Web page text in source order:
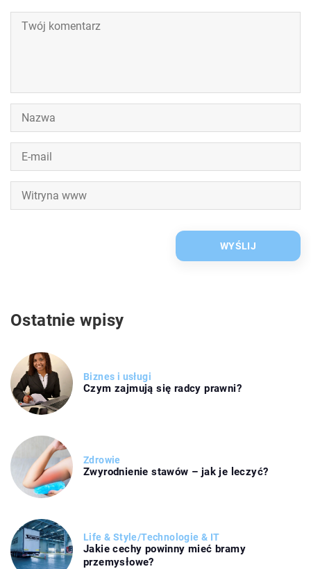
Ostatnie wpisy
Biznes i usługi
Czym zajmują się radcy prawni?
Zdrowie
Zwyrodnienie stawów – jak je leczyć?
Life & Style/Technologie & IT
Jakie cechy powinny mieć bramy
przemysłowe?